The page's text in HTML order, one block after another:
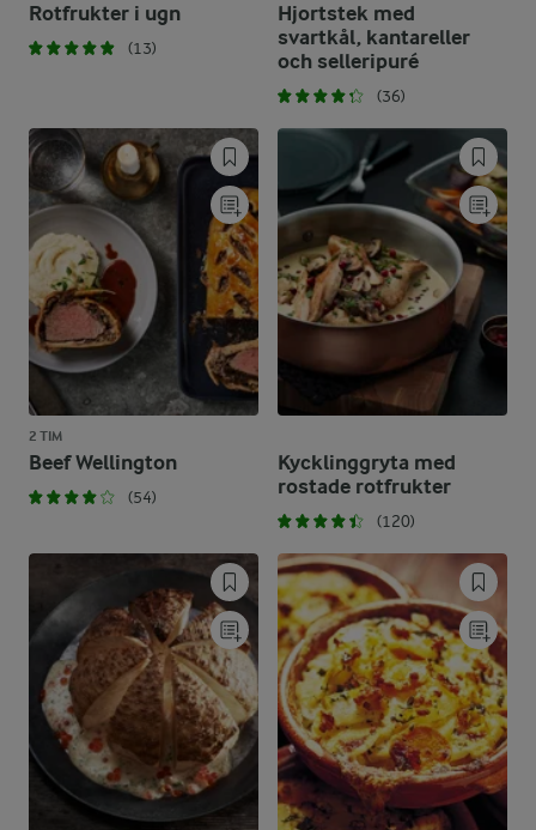
Rotfrukter i ugn
(13)
Hjortstek med
svartkål, kantareller
och selleripuré
(36)
2 TIM
Beef Wellington
(54)
Kycklinggryta med
rostade rotfrukter
(120)